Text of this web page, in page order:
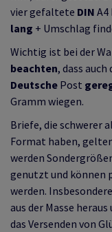
vier gefaltete DIN A4
lang + Umschlag
Wichtig ist bei der
beachten, dass
Deutsche Post
Gramm wiegen.
Briefe, die schwerer
Format haben,
werden
genutzt und können
werden.
aus der Masse
das Versenden von